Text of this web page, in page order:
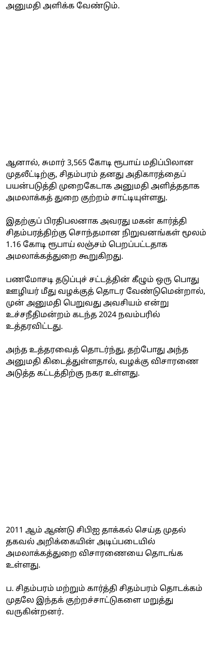
அனுமதி அளிக்க வேண்டும்.
ஆனால், சுமார் 3,565 கோடி ரூபாய் மதிப்பிலான
முதலீட்டிற்கு, சிதம்பரம் தனது அதிகாரத்தைப்
பயன்படுத்தி முறைகேடாக அனுமதி அளித்ததாக
அமலாக்கத் துறை குற்றம் சாட்டியுள்ளது.
இதற்குப் பிரதிபலனாக அவரது மகன் கார்த்தி
சிதம்பரத்திற்கு சொந்தமான நிறுவனங்கள் மூலம்
1.16 கோடி ரூபாய் லஞ்சம் பெறப்பட்டதாக
அமலாக்கத்துறை கூறுகிறது.
பணமோசடி தடுப்புச் சட்டத்தின் கீழும் ஒரு பொது
ஊழியர் மீது வழக்குத் தொடர வேண்டுமென்றால்,
முன் அனுமதி பெறுவது அவசியம் என்று
உச்சநீதிமன்றம் கடந்த 2024 நவம்பரில்
உத்தரவிட்டது.
அந்த உத்தரவைத் தொடர்ந்து, தற்போது அந்த
அனுமதி கிடைத்துள்ளதால், வழக்கு விசாரணை
அடுத்த கட்டத்திற்கு நகர உள்ளது.
2011 ஆம் ஆண்டு சிபிஐ தாக்கல் செய்த முதல்
தகவல் அறிக்கையின் அடிப்படையில்
அமலாக்கத்துறை விசாரணையை தொடங்க
உள்ளது.
ப. சிதம்பரம் மற்றும் கார்த்தி சிதம்பரம் தொடக்கம்
முதலே இந்தக் குற்றச்சாட்டுகளை மறுத்து
வருகின்றனர்.